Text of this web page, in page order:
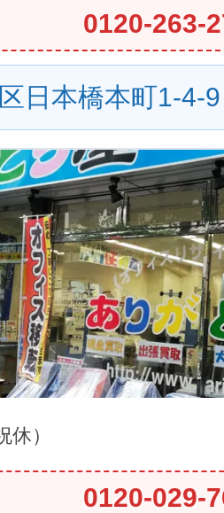
0120-263-
日本橋本町1-4-9
休）
0120-029-